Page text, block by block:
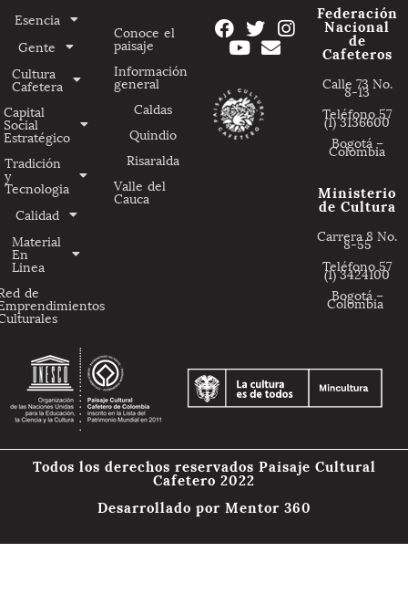
Esencia
Gente
Cultura
Cafetera
Capital
Social
Estratégico
Tradición
y
Tecnologia
Calidad
Material
En
Linea
de
Conoce el
paisaje
Información
general
Caldas
Quindio
Risaralda
Valle del
Cauca
Federación
Nacional
de
Cafeteros
Calle 73 No.
8-13
Teléfono 57
(1) 3136600
Bogotá –
Colombia
Ministerio
de Cultura
Carrera 8 No.
8-55
Teléfono 57
(1) 3424100
Bogotá –
Colombia
Todos los derechos reservados Paisaje Cultural
Cafetero 2022
Desarrollado por Mentor 360